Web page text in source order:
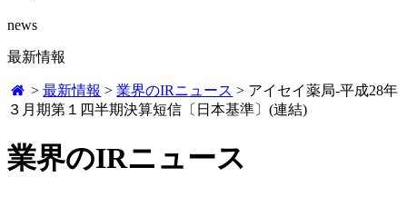
news
最新情報
>最新情報 >業界のIRニュース > アイセイ薬局‐平成28年
３月期第１四半期決算短信〔日本基準〕(連結)
業界のIRニュース